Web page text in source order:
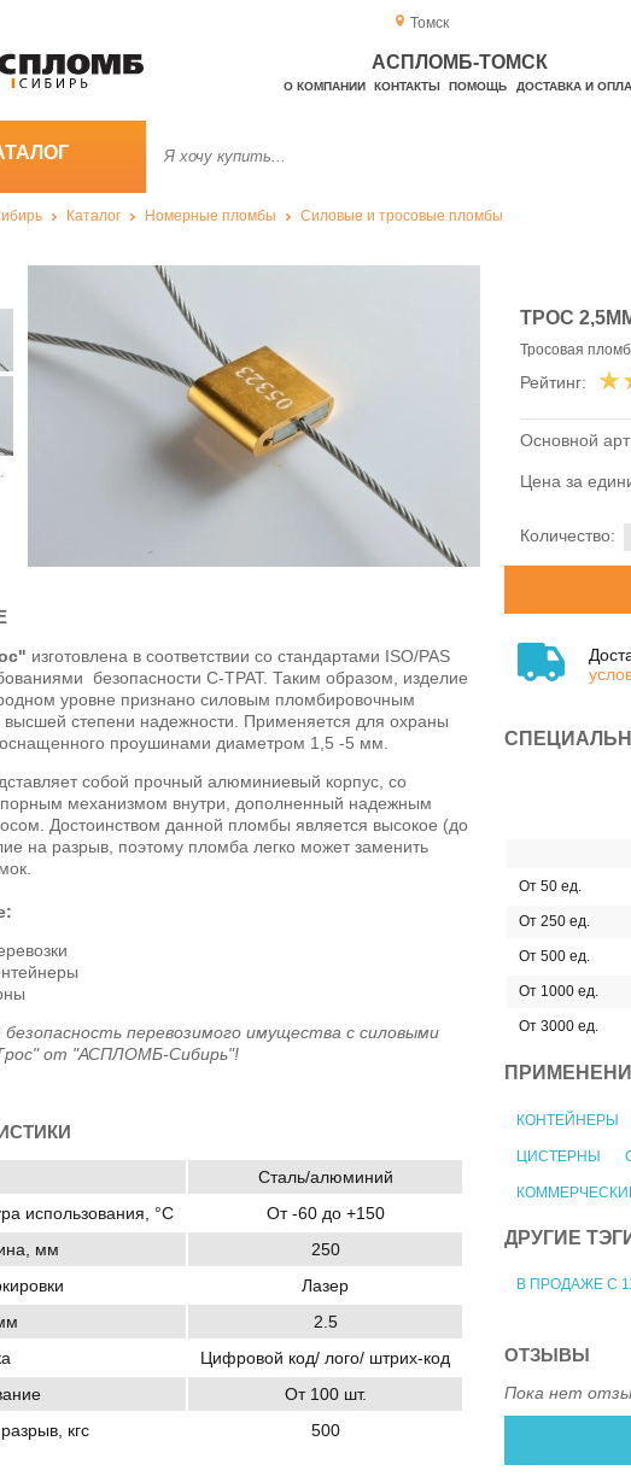
Томск
АСПЛОМБ-ТОМСК
О КОМПАНИИ КОНТАКТЫ ПОМОЩЬ ДОСТАВКА И
Каталог Номерные пломбы Силовые и тросовые пломбы
ТРОС
Тросовая
Рейтинг:
Основной
Цена за
Количество:
От 50 ед.
От 250 ед.
От 500 ед.
От 1000 ед.
От 3000 ед.
КОНТЕЙНЕРЫ
ЦИСТЕРНЫ
ДРУГИЕ
В ПРОДАЖЕ С
изготовлена в соответствии со стандартами ISO/PAS
безопасности С-ТРАТ. Таким образом, изделие
уровне признано силовым пломбировочным
высшей степени надежности. Применяется для охраны
проушинами диаметром 1,5 -5 мм.
собой прочный алюминиевый корпус со
механизмом внутри, дополненный надежным
Достоинством данной пломбы является высокое (до
на разрыв, поэтому пломба легко может заменить
перевозимого имущества с силовыми
от "АСПЛОМБ-Сибирь"!
Сталь/алюминий
использования, °C
От -60 до +150
мм
250
Лазер
2.5
Цифровой код/ лого/ штрих-код
От 100 шт.
кгс
500
ОТЗЫВЫ
Пока нет